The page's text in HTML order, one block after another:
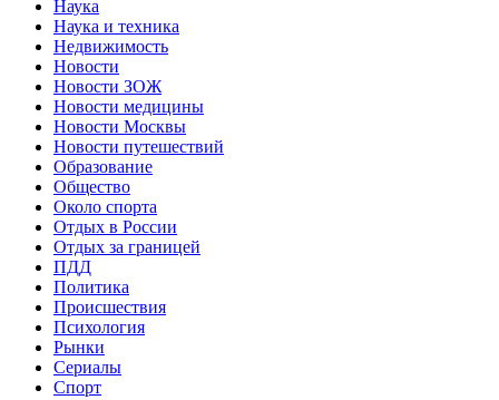
Наука
Наука и техника
Недвижимость
Новости
Новости ЗОЖ
Новости медицины
Новости Москвы
Новости путешествий
Образование
Общество
Около спорта
Отдых в России
Отдых за границей
ПДД
Политика
Происшествия
Психология
Рынки
Сериалы
Спорт